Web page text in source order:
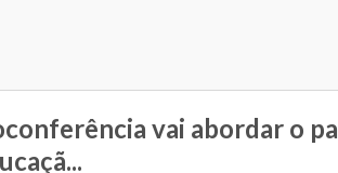
vai abordar o